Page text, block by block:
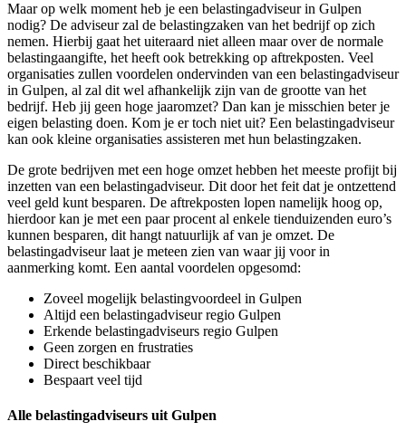
Maar op welk moment heb je een belastingadviseur in Gulpen
nodig? De adviseur zal de belastingzaken van het bedrijf op zich
nemen. Hierbij gaat het uiteraard niet alleen maar over de normale
belastingaangifte, het heeft ook betrekking op aftrekposten. Veel
organisaties zullen voordelen ondervinden van een belastingadviseur
in Gulpen, al zal dit wel afhankelijk zijn van de grootte van het
bedrijf. Heb jij geen hoge jaaromzet? Dan kan je misschien beter je
eigen belasting doen. Kom je er toch niet uit? Een belastingadviseur
kan ook kleine organisaties assisteren met hun belastingzaken.
De grote bedrijven met een hoge omzet hebben het meeste profijt bij
inzetten van een belastingadviseur. Dit door het feit dat je ontzettend
veel geld kunt besparen. De aftrekposten lopen namelijk hoog op,
hierdoor kan je met een paar procent al enkele tienduizenden euro’s
kunnen besparen, dit hangt natuurlijk af van je omzet. De
belastingadviseur laat je meteen zien van waar jij voor in
aanmerking komt. Een aantal voordelen opgesomd:
Zoveel mogelijk belastingvoordeel in Gulpen
Altijd een belastingadviseur regio Gulpen
Erkende belastingadviseurs regio Gulpen
Geen zorgen en frustraties
Direct beschikbaar
Bespaart veel tijd
Alle belastingadviseurs uit Gulpen